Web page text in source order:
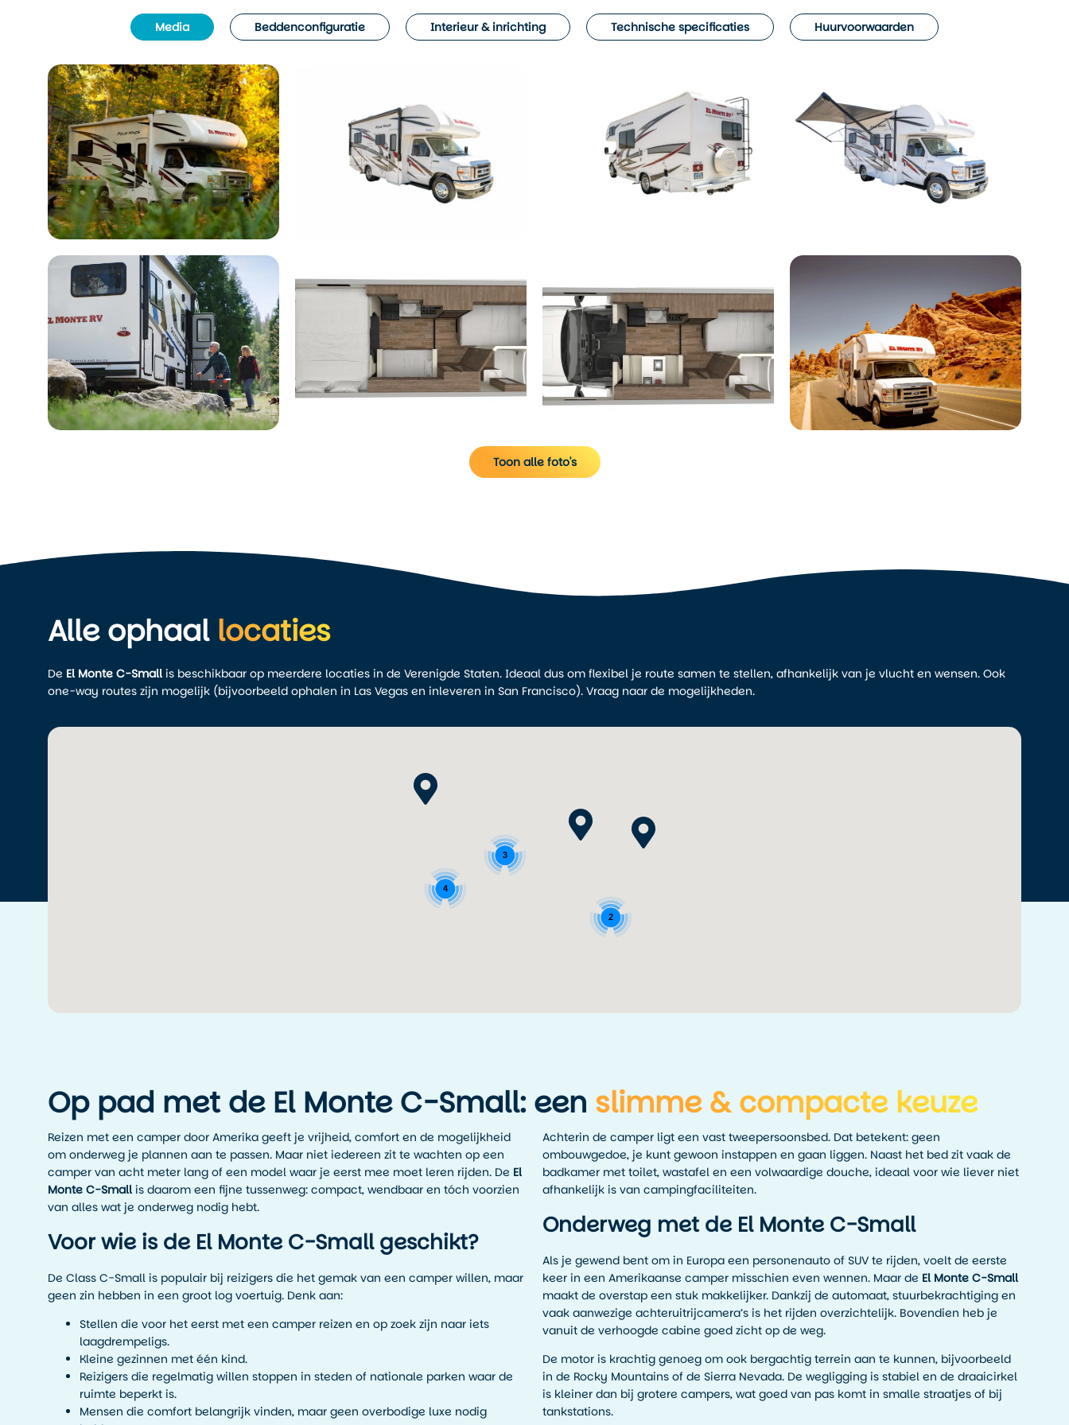
Media Beddenconfiguratie Interieur & inrichting Technische specificaties Huurvoorwaarden
Toon alle foto's
Alle ophaallocaties
De El Monte C-Small is beschikbaar op meerdere locaties in de Verenigde Staten. Ideaal dus om flexibel je route samen te stellen, afhankelijk van je vlucht en wensen. Ook
one-way routes zijn mogelijk (bijvoorbeeld ophalen in Las Vegas en inleveren in San Francisco). Vraag naar de mogelijkheden.
4
3
2
Op pad met de El Monte C-Small: een slimme & compacte keuze
Reizen met een camper door Amerika geeft je vrijheid, comfort en de mogelijkheid
om onderweg je plannen aan te passen. Maar niet iedereen zit te wachten op een
camper van acht meter lang of een model waar je eerst mee moet leren rijden. De El
Monte C-Small is daarom een fijne tussenweg: compact, wendbaar en tóch voorzien
van alles wat je onderweg nodig hebt.
Voor wie is de El Monte C-Small geschikt?
De Class C-Small is populair bij reizigers die het gemak van een camper willen, maar
geen zin hebben in een groot log voertuig. Denk aan:
Stellen die voor het eerst met een camper reizen en op zoek zijn naar iets
laagdrempeligs.
Kleine gezinnen met één kind.
Reizigers die regelmatig willen stoppen in steden of nationale parken waar de
ruimte beperkt is.
Mensen die comfort belangrijk vinden, maar geen overbodige luxe nodig
Achterin de camper ligt een vast tweepersoonsbed. Dat betekent: geen
ombouwgedoe, je kunt gewoon instappen en gaan liggen. Naast het bed zit vaak de
badkamer met toilet, wastafel en een volwaardige douche, ideaal voor wie liever niet
afhankelijk is van campingfaciliteiten.
Onderweg met de El Monte C-Small
Als je gewend bent om in Europa een personenauto of SUV te rijden, voelt de eerste
keer in een Amerikaanse camper misschien even wennen. Maar de El Monte C-Small
maakt de overstap een stuk makkelijker. Dankzij de automaat, stuurbekrachtiging en
vaak aanwezige achteruitrijcamera’s is het rijden overzichtelijk. Bovendien heb je
vanuit de verhoogde cabine goed zicht op de weg.
De motor is krachtig genoeg om ook bergachtig terrein aan te kunnen, bijvoorbeeld
in de Rocky Mountains of de Sierra Nevada. De wegligging is stabiel en de draaicirkel
is kleiner dan bij grotere campers, wat goed van pas komt in smalle straatjes of bij
tankstations.